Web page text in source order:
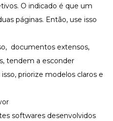
O indicado é que um
páginas. Então, use isso
documentos extensos,
tendem a esconder
priorize modelos claros e
softwares desenvolvidos